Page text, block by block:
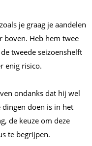
je graag je aandelen
boven. Heb hem twee
tweede seizoenshelft
enig risico.
ondanks dat hij wel
dingen doen is in het
de keuze om deze
te begrijpen.